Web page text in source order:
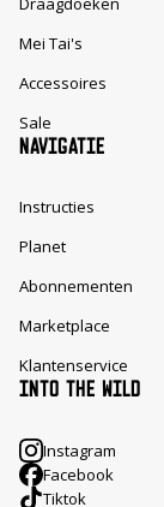
Mei Tai's
Accessoires
Sale
NAVIGATIE
Instructies
Planet
Abonnementen
Marketplace
Klantenservice
INTO THE WILD
Instagram
Facebook
Tiktok